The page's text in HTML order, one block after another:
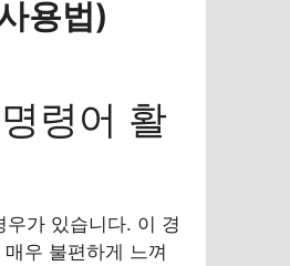
용법)
령어 활
우가 있습니다. 이 경
우 불편하게 느껴